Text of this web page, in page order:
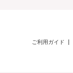
ご利用ガイド